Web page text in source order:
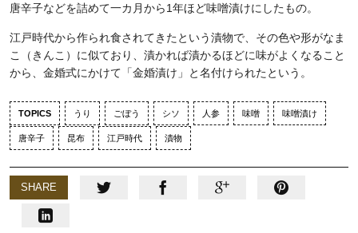
唐辛子などを詰めて一カ月から1年ほど味噌漬けにしたもの。
江戸時代から作られ食されてきたという漬物で、その色や形がなま
こ（きんこ）に似ており、漬かれば漬かるほどに味がよくなること
から、金婚式にかけて「金婚漬け」と名付けられたという。
TOPICS うり ごぼう シソ 人参 味噌 味噌漬け
唐辛子 昆布 江戸時代 漬物
SHARE